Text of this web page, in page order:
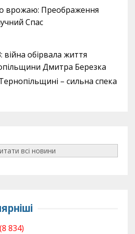
врожаю: Преображення
Спас
обірвала життя
Дмитра Березка
– сильна спека
всі новини
(8 834)